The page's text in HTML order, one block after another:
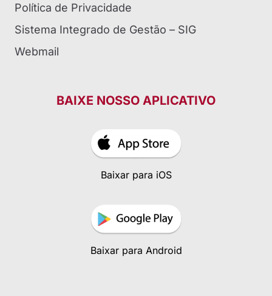
Política de Privacidade
Sistema Integrado de Gestão – SIG
Webmail
BAIXE NOSSO APLICATIVO
Baixar para iOS
Baixar para Android